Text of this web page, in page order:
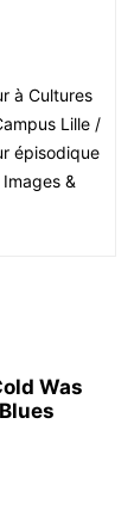
à Cultures
Lille /
épisodique
&
Was